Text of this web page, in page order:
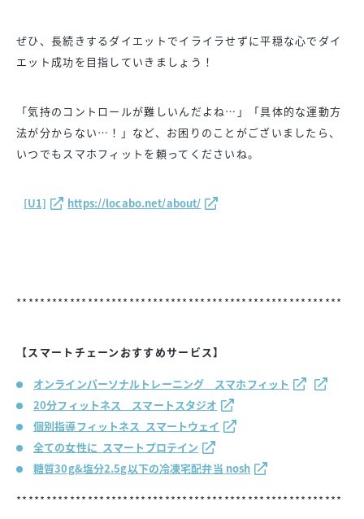
ぜひ、長続きするダイエットでイライラせずに平穏な心でダイ
エット成功を目指していきましょう！
「気持のコントロールが難しいんだよね…」「具体的な運動方
法が分からない…！」など、お困りのことがございましたら、
いつでもスマホフィットを頼ってくださいね。
[U1] https://locabo.net/about/
*******************************************************
【スマートチェーンおすすめサービス】
オンラインパーソナルトレーニング スマホフィット
20分フィットネス スマートスタジオ
個別指導フィットネス スマートウェイ
全ての女性に スマートプロテイン
糖質30g&塩分2.5g以下の冷凍宅配弁当 nosh
*******************************************************